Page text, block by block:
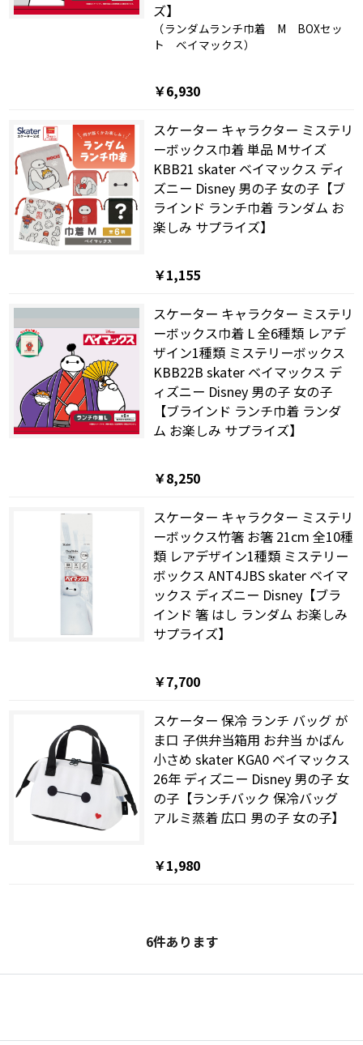
ズ】
（ランダムランチ巾着 M BOXセッ
ト ベイマックス）
￥6,930
スケーター キャラクター ミステリ
ーボックス巾着 単品 Mサイズ
KBB21 skater ベイマックス ディ
ズニー Disney 男の子 女の子【ブ
ラインド ランチ巾着 ランダム お
楽しみ サプライズ】
￥1,155
スケーター キャラクター ミステリ
ーボックス巾着 L 全6種類 レアデ
ザイン1種類 ミステリーボックス
KBB22B skater ベイマックス デ
ィズニー Disney 男の子 女の子
【ブラインド ランチ巾着 ランダ
ム お楽しみ サプライズ】
￥8,250
スケーター キャラクター ミステリ
ーボックス竹箸 お箸 21cm 全10種
類 レアデザイン1種類 ミステリー
ボックス ANT4JBS skater ベイマ
ックス ディズニー Disney【ブラ
インド 箸 はし ランダム お楽しみ
サプライズ】
￥7,700
スケーター 保冷 ランチ バッグ が
ま口 子供弁当箱用 お弁当 かばん
小さめ skater KGA0 ベイマックス
26年 ディズニー Disney 男の子 女
の子【ランチバック 保冷バッグ
アルミ蒸着 広口 男の子 女の子】
￥1,980
6件あります